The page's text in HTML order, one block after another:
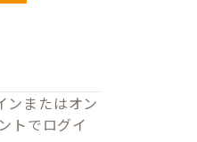
またはオン
トでログイ